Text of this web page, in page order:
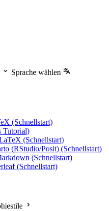
Sprache wählen
(Schnellstart)
Tutorial)
(Schnellstart)
(RStudio/Posit) (Schnellstart)
(Schnellstart)
(Schnellstart)